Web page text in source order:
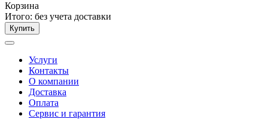
Корзина
Итого: без учета доставки
Купить
Услуги
Контакты
О компании
Доставка
Оплата
Сервис и гарантия